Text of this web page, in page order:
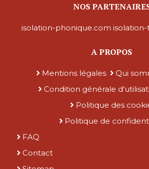
NOS
isolation-phonique.com
A PROPOS
Mentions légales
Qui
Condition générale
Politique des
Politique de
FAQ
Contact